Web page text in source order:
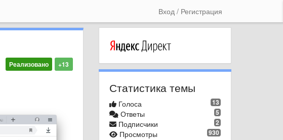
Вход / Регистрация
+13
Реализовано
Статистика темы
13
Голоса
5
Ответы
2
Подписчики
930
Просмотры